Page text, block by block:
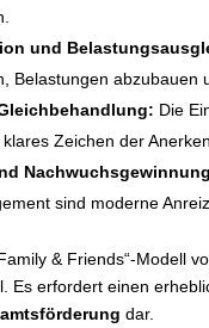
und
Belastungen abzubauen
Die
Zeichen der
sind moderne
& Friends“-Modell
Es erfordert einen
dar.